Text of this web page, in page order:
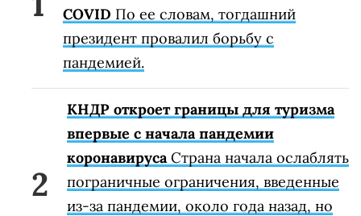
COVID По ее словам, тогдашний
президент провалил борьбу с
пандемией.
КНДР откроет границы для туризма
впервые с начала пандемии
коронавирусаСтрана начала ослаблять
пограничные ограничения, введенные
из-за пандемии, около года назад, но